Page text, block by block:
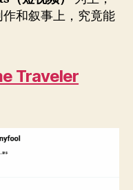
和叙事上，究竟能
Traveler